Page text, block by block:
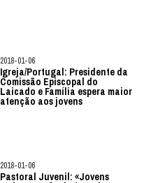
2018-01-06
Igreja/Portugal: Presidente da
Comissão Episcopal do
Laicado e Família espera maior
atenção aos jovens
2018-01-06
Pastoral Juvenil: «Jovens